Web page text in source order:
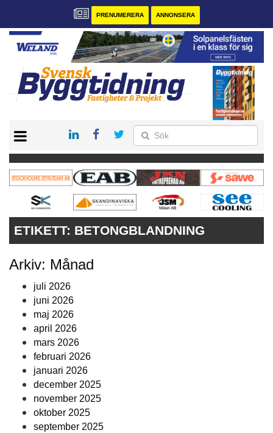
PRENUMERERA ANNONSERA
PRENUMERERA
VÅRA ANDRA MAGASIN
ANNONSERA
ETIKETT: BETONGBLANDNING
Arkiv: Månad
juli 2026
juni 2026
maj 2026
april 2026
mars 2026
februari 2026
januari 2026
december 2025
november 2025
oktober 2025
september 2025